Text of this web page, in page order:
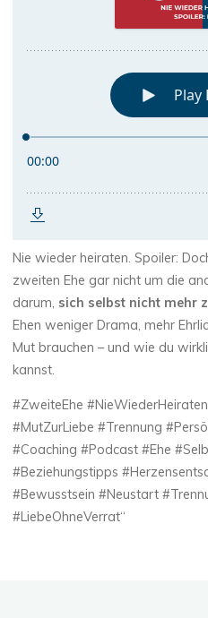
Nie wieder heiraten. Spoiler:
zweiten Ehe gar nicht um die
darum, sich selbst nicht mehr
Ehen weniger Drama, mehr
Mut brauchen – und wie du
kannst.
#ZweiteEhe
#MutZurLiebe #Trennung
#Coaching #Podcast #Ehe
#Beziehungstipps
#Bewusstsein #Neustart
#LiebeOhneVerrat“